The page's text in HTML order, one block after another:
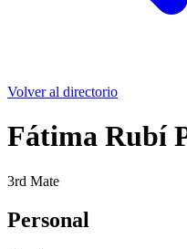
Volver al directorio
Fátima Rubí
3rd Mate
Personal